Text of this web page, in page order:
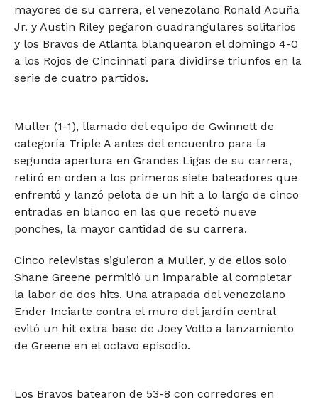
mayores de su carrera, el venezolano Ronald Acuña
Jr. y Austin Riley pegaron cuadrangulares solitarios
y los Bravos de Atlanta blanquearon el domingo 4-0
a los Rojos de Cincinnati para dividirse triunfos en la
serie de cuatro partidos.
Muller (1-1), llamado del equipo de Gwinnett de
categoría Triple A antes del encuentro para la
segunda apertura en Grandes Ligas de su carrera,
retiró en orden a los primeros siete bateadores que
enfrentó y lanzó pelota de un hit a lo largo de cinco
entradas en blanco en las que recetó nueve
ponches, la mayor cantidad de su carrera.
Cinco relevistas siguieron a Muller, y de ellos solo
Shane Greene permitió un imparable al completar
la labor de dos hits. Una atrapada del venezolano
Ender Inciarte contra el muro del jardín central
evitó un hit extra base de Joey Votto a lanzamiento
de Greene en el octavo episodio.
Los Bravos batearon de 53-8 con corredores en